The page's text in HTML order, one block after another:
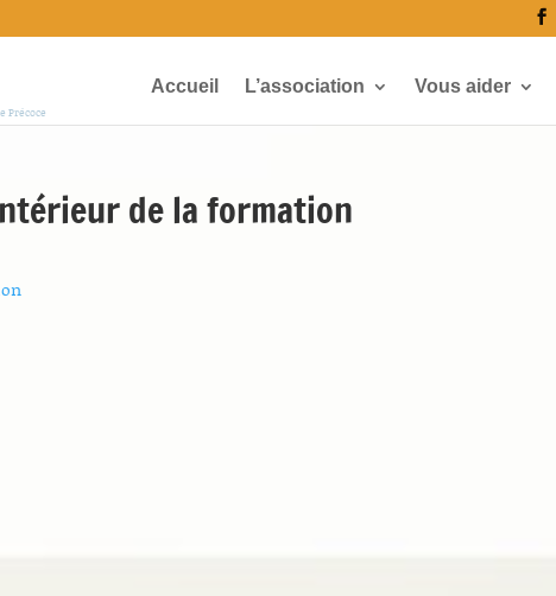
Précoce
Accueil L’association Vous aider
de la formation